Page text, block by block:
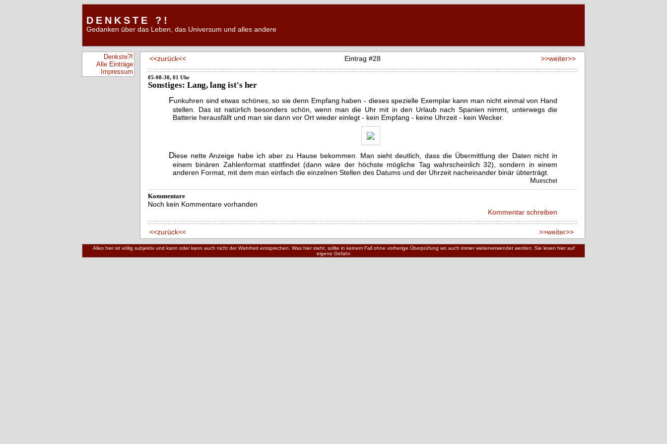
DENKSTE ?!
Gedanken über das Leben, das Universum und alles andere
Denkste?!
Alle Einträge
Impressum
<<zurück<< Eintrag #28 >>weiter>>
05-08-30, 01 Uhr
Sonstiges: Lang, lang ist's her
Funkuhren sind etwas schönes, so sie denn Empfang haben - dieses spezielle Exemplar kann man nicht einmal von Hand
stellen. Das ist natürlich besonders schön, wenn man die Uhr mit in den Urlaub nach Spanien nimmt, unterwegs die
Batterie herausfällt und man sie dann vor Ort wieder einlegt - kein Empfang - keine Uhrzeit - kein Wecker.
Diese nette Anzeige habe ich aber zu Hause bekommen. Man sieht deutlich, dass die Übermittlung der Daten nicht in
einem binären Zahlenformat stattfindet (dann wäre der höchste mögliche Tag wahrscheinlich 32), sondern in einem
anderen Format, mit dem man einfach die einzelnen Stellen des Datums und der Uhrzeit nacheinander binär übterträgt.
Mueschel
Kommentare
Noch kein Kommentare vorhanden
Kommentar schreiben
<<zurück<< >>weiter>>
Alles hier ist völlig subjektiv und kann oder kann auch nicht der Wahrheit entsprechen. Was hier steht, sollte in keinem Fall ohne vorherige Überprüfung wo auch immer weiterverwendet werden. Sie lesen hier auf
eigene Gefahr.